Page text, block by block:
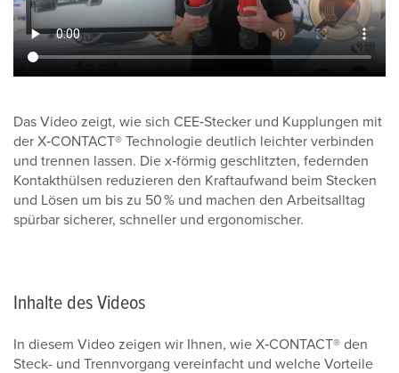
Das Video zeigt, wie sich CEE‑Stecker und Kupplungen mit
der X‑CONTACT® Technologie deutlich leichter verbinden
und trennen lassen. Die x‑förmig geschlitzten, federnden
Kontakthülsen reduzieren den Kraftaufwand beim Stecken
und Lösen um bis zu 50 % und machen den Arbeitsalltag
spürbar sicherer, schneller und ergonomischer.
Inhalte des Videos
In diesem Video zeigen wir Ihnen, wie X‑CONTACT® den
Steck- und Trennvorgang vereinfacht und welche Vorteile